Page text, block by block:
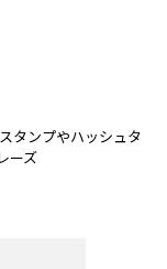
タンプやハッシュタ
ーズ